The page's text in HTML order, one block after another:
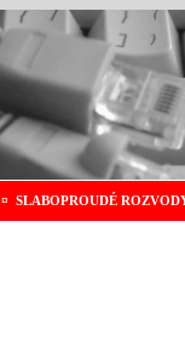
¤ SLABOPROUDÉ